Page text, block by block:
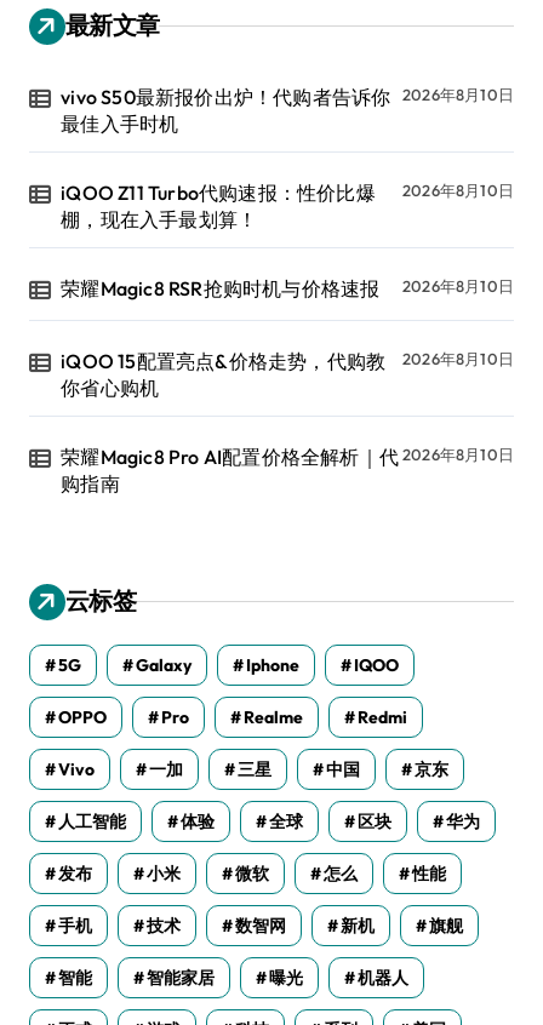
最新文章
vivo S50最新报价出炉！代购者告诉你
最佳入手时机
2026年8月10日
iQOO Z11 Turbo代购速报：性价比爆
棚，现在入手最划算！
2026年8月10日
荣耀Magic8 RSR抢购时机与价格速报 2026年8月10日
iQOO 15配置亮点&价格走势，代购教
你省心购机
2026年8月10日
荣耀Magic8 Pro AI配置价格全解析｜代
购指南
2026年8月10日
云标签
5G Galaxy Iphone IQOO
OPPO Pro Realme Redmi
Vivo 一加 三星 中国 京东
人工智能 体验 全球 区块 华为
发布 小米 微软 怎么 性能
手机 技术 数智网 新机 旗舰
智能 智能家居 曝光 机器人